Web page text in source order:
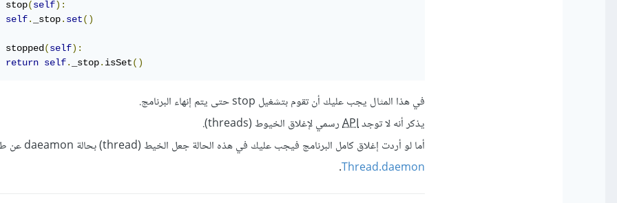
stop(self):
self. _stop. set()
stopped(self):
return self. _stop. isSet()
في هذا المثال يجب عليك أن تقوم بتشغيل stop حتى يتم إنهاء البرنامج.
يذكر أنه لا توجدAPIرسمي لإغلاق الخيوط (threads).
أما لو أردت إغلاق كامل البرنامج فيجب عليك في هذه الحالة جعل الخيط (thread) بحالة daeamon عن طريق
Thread.daemon
.